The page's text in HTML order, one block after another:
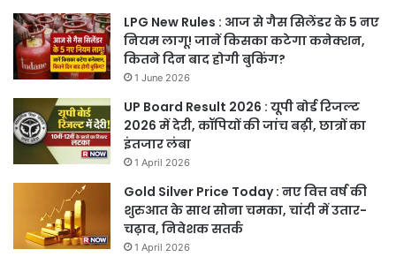
LPG New Rules : आज से गैस सिलेंडर के 5 नए
नियम लागू! जानें किसका कटेगा कनेक्शन,
कितने दिन बाद होगी बुकिंग?
1 June 2026
UP Board Result 2026 : यूपी बोर्ड रिजल्ट
2026 में देरी, कॉपियों की जांच बढ़ी, छात्रों का
इंतजार लंबा
1 April 2026
Gold Silver Price Today : नए वित्त वर्ष की
शुरुआत के साथ सोना चमका, चांदी में उतार-
चढ़ाव, निवेशक सतर्क
1 April 2026